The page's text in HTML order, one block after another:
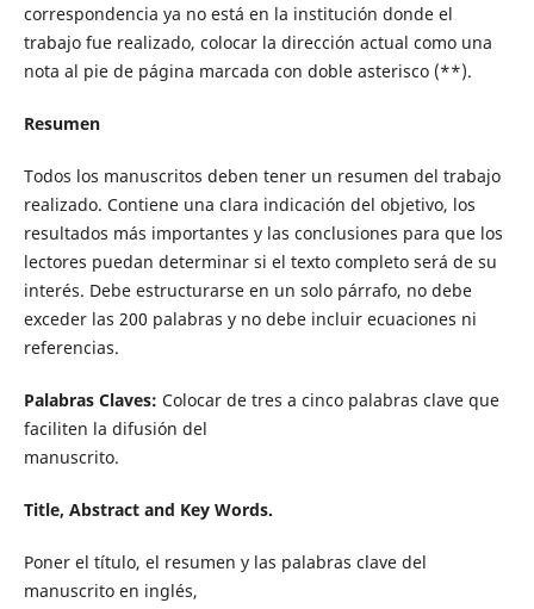
correspondencia ya no está en la institución donde el
trabajo fue realizado, colocar la dirección actual como una
nota al pie de página marcada con doble asterisco (**).
Resumen
Todos los manuscritos deben tener un resumen del trabajo
realizado. Contiene una clara indicación del objetivo, los
resultados más importantes y las conclusiones para que los
lectores puedan determinar si el texto completo será de su
interés. Debe estructurarse en un solo párrafo, no debe
exceder las 200 palabras y no debe incluir ecuaciones ni
referencias.
Palabras Claves: Colocar de tres a cinco palabras clave que
faciliten la difusión del
manuscrito.
Title, Abstract and Key Words.
Poner el título, el resumen y las palabras clave del
manuscrito en inglés,